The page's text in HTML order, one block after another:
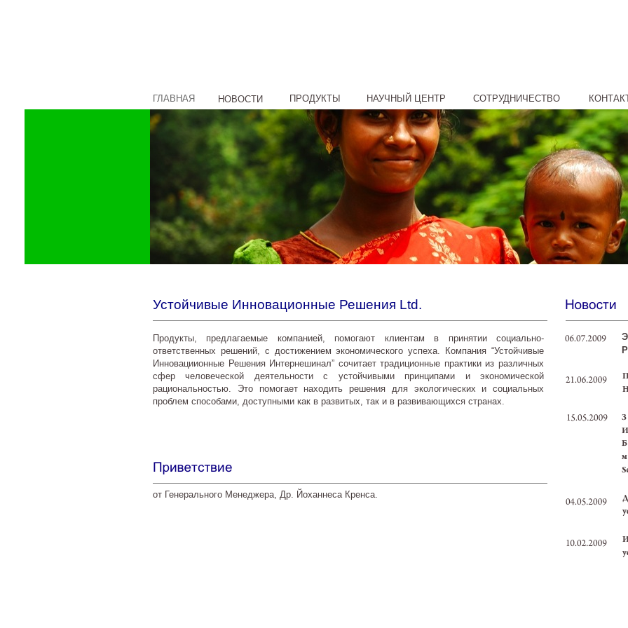
Продукты, предлагаемые компанией, помогают клиентам в принятии социально-
ответственных решений, с достижением экономического успеха. Компания “Устойчивые
Инновациионные Решения Интернешинал” сочитает традиционные практики из различных
сфер человеческой деятельности с устойчивыми принципами и экономической
рациональностью. Это помогает находить решения для экологических и социальных
проблем способами, доступными как в развитых, так и в развивающихся странах.
Устойчивые Инновационные Решения Ltd.
от Генерального Менеджера, Др. Йоханнеса Кренса.
ГЛАВНАЯ НОВОСТИ ПРОДУКТЫ НАУЧНЫЙ ЦЕНТР СОТРУДНИЧЕСТВО